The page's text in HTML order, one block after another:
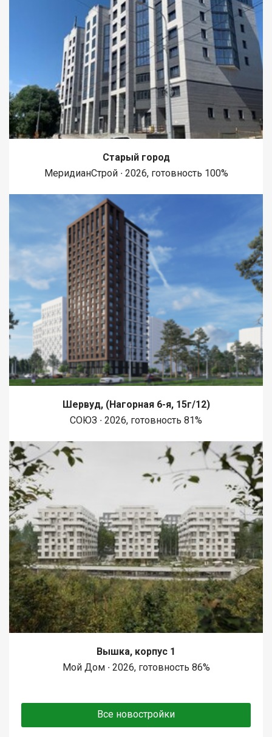
Старый город
МеридианСтрой ∙ 2026, готовность 100%
Шервуд, (Нагорная 6-я, 15г/12)
СОЮЗ ∙ 2026, готовность 81%
Вышка, корпус 1
Мой Дом ∙ 2026, готовность 86%
Все новостройки